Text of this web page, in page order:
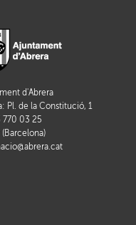
d'Abrera
Pl. de la Constitució, 1
770 03 25
(Barcelona)